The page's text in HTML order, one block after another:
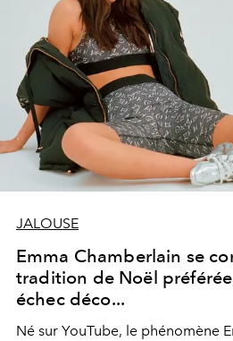
JALOUSE
Emma Chamberlain se
tradition de Noël
échec déco...
Né sur YouTube, le phénomène